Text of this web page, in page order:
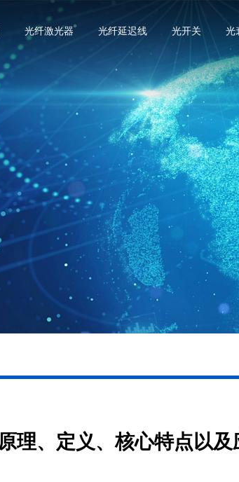
光纤激光器 光纤延迟线 光开关 光
理、定义、核心特点以